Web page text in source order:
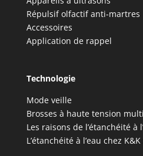
Répulsif olfactif anti-martres
Accessoires
Application de rappel
Technologie
Mode veille
Brosses à haute tension
Les raisons de l’étanchéité à
L’étanchéité à l’eau chez